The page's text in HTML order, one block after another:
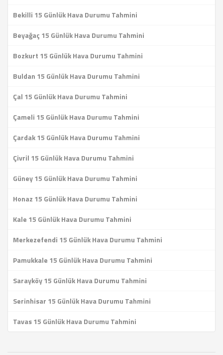
Bekilli 15 Günlük Hava Durumu Tahmini
Beyağaç 15 Günlük Hava Durumu Tahmini
Bozkurt 15 Günlük Hava Durumu Tahmini
Buldan 15 Günlük Hava Durumu Tahmini
Çal 15 Günlük Hava Durumu Tahmini
Çameli 15 Günlük Hava Durumu Tahmini
Çardak 15 Günlük Hava Durumu Tahmini
Çivril 15 Günlük Hava Durumu Tahmini
Güney 15 Günlük Hava Durumu Tahmini
Honaz 15 Günlük Hava Durumu Tahmini
Kale 15 Günlük Hava Durumu Tahmini
Merkezefendi 15 Günlük Hava Durumu Tahmini
Pamukkale 15 Günlük Hava Durumu Tahmini
Sarayköy 15 Günlük Hava Durumu Tahmini
Serinhisar 15 Günlük Hava Durumu Tahmini
Tavas 15 Günlük Hava Durumu Tahmini